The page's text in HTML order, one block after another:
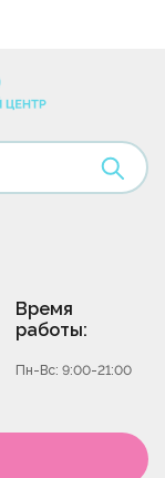
Время
работы:
Пн-Вс: 9:00-21:00